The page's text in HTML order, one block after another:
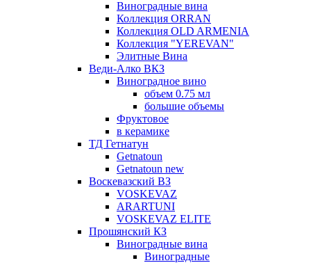
Виноградные вина
Коллекция ORRAN
Коллекция OLD ARMENIA
Коллекция "YEREVAN"
Элитные Вина
Веди-Алко ВКЗ
Виноградное вино
объем 0.75 мл
большие объемы
Фруктовое
в керамике
ТД Гетнатун
Getnatoun
Getnatoun new
Воскевазский ВЗ
VOSKEVAZ
ARARTUNI
VOSKEVAZ ELITE
Прошянский КЗ
Виноградные вина
Виноградные